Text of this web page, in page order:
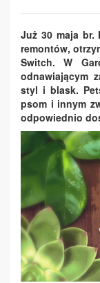
Już 30 maja br.
remontów,
Switch. W
odnawiającym
styl i blask.
psom i innym
odpowiednio